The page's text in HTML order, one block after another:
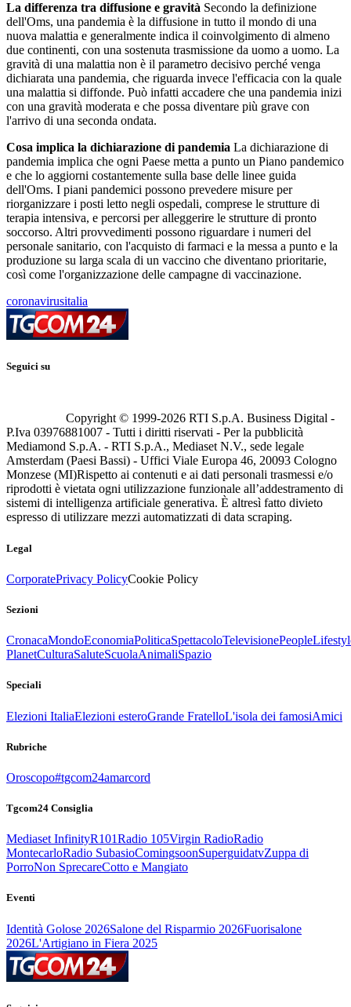
La differenza tra diffusione e gravità Secondo la definizione
dell'Oms, una pandemia è la diffusione in tutto il mondo di una
nuova malattia e generalmente indica il coinvolgimento di almeno
due continenti, con una sostenuta trasmissione da uomo a uomo. La
gravità di una malattia non è il parametro decisivo perché venga
dichiarata una pandemia, che riguarda invece l'efficacia con la quale
una malattia si diffonde. Può infatti accadere che una pandemia inizi
con una gravità moderata e che possa diventare più grave con
l'arrivo di una seconda ondata.
Cosa implica la dichiarazione di pandemia La dichiarazione di
pandemia implica che ogni Paese metta a punto un Piano pandemico
e che lo aggiorni costantemente sulla base delle linee guida
dell'Oms. I piani pandemici possono prevedere misure per
riorganizzare i posti letto negli ospedali, comprese le strutture di
terapia intensiva, e percorsi per alleggerire le strutture di pronto
soccorso. Altri provvedimenti possono riguardare i numeri del
personale sanitario, con l'acquisto di farmaci e la messa a punto e la
produzione su larga scala di un vaccino che diventano prioritarie,
così come l'organizzazione delle campagne di vaccinazione.
coronavirusitalia
Seguici su
Copyright © 1999-2026 RTI S.p.A. Business Digital -
P.Iva 03976881007 - Tutti i diritti riservati - Per la pubblicità
Mediamond S.p.A. - RTI S.p.A., Mediaset N.V., sede legale
Amsterdam (Paesi Bassi) - Uffici Viale Europa 46, 20093 Cologno
Monzese (MI)Rispetto ai contenuti e ai dati personali trasmessi e/o
riprodotti è vietata ogni utilizzazione funzionale all’addestramento di
sistemi di intelligenza artificiale generativa. È altresì fatto divieto
espresso di utilizzare mezzi automatizzati di data scraping.
Legal
CorporatePrivacy PolicyCookie Policy
Sezioni
CronacaMondoEconomiaPoliticaSpettacoloTelevisionePeople
PlanetCulturaSaluteScuolaAnimaliSpazio
Speciali
Elezioni ItaliaElezioni esteroGrande FratelloL'isola dei famosiAmici
Rubriche
Oroscopo#tgcom24amarcord
Tgcom24 Consiglia
Mediaset InfinityR101Radio 105Virgin RadioRadio
MontecarloRadio SubasioComingsoonSuperguidatvZuppa di
PorroNon SprecareCotto e Mangiato
Eventi
Identità Golose 2026Salone del Risparmio 2026Fuorisalone
2026L'Artigiano in Fiera 2025